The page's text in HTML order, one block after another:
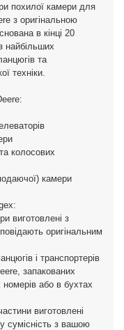
похилої камери для
з оригінальною
в кінці 20
найбільших
та
техніки.
колосових
камери
виготовлені з
оригінальним
і транспортерів
запакованих
номерів або в бухтах
виготовлені
сумісність з вашою